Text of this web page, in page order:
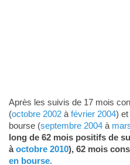
Après les suivis de 17 mois
(octobre 2002à février 2004)
bourse (septembre 2004à
long de 62 mois positifs de
àoctobre 2010), 62 mois
en bourse.